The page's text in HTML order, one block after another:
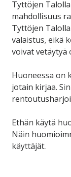
Tyttöjen
mahdollisuus
Tyttöjen
valaistus, eikä
voivat vetäytyä
Huoneessa on
jotain kirjaa.
Ethän käytä
Näin
käyttäjät.